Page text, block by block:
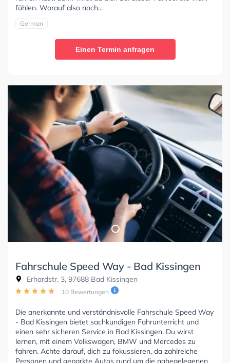
fühlen. Worauf also noch...
German
Einen Termin anfragen
Fahrschule Speed Way - Bad Kissingen
Erhardstr. 3, 97688 Bad Kissingen
10 Bewertungen
Die anerkannte und verständnisvolle Fahrschule Speed Way
- Bad Kissingen bietet sachkundigen Fahrunterricht und
einen sehr sicheren Service in Bad Kissingen. Du wirst
lernen, mit einem Volkswagen, BMW und Mercedes zu
fahren. Achte darauf, dich zu fokussieren, da zahlreiche
Personen und geparkte Autos rund um die nahegelegenen